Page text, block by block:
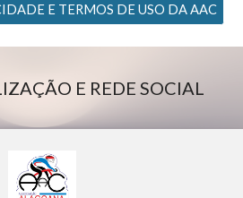
E TERMOS DE USO DA AAC
E REDE SOCIAL